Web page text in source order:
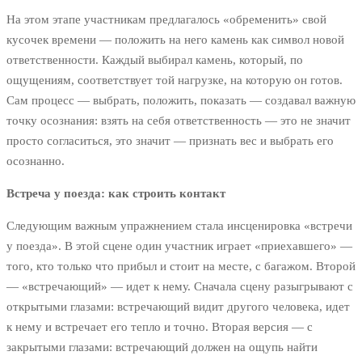
На этом этапе участникам предлагалось «обременить» свой
кусочек времени — положить на него камень как символ новой
ответственности. Каждый выбирал камень, который, по
ощущениям, соответствует той нагрузке, на которую он готов.
Сам процесс — выбрать, положить, показать — создавал важную
точку осознания: взять на себя ответственность — это не значит
просто согласиться, это значит — признать вес и выбрать его
осознанно.
Встреча у поезда: как строить контакт
Следующим важным упражнением стала инсценировка «встречи
у поезда». В этой сцене один участник играет «приехавшего» —
того, кто только что прибыл и стоит на месте, с багажом. Второй
— «встречающий» — идет к нему. Сначала сцену разыгрывают с
открытыми глазами: встречающий видит другого человека, идет
к нему и встречает его тепло и точно. Вторая версия — с
закрытыми глазами: встречающий должен на ощупь найти